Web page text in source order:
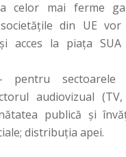
a celor mai ferme
din UE vor
acces la piața
pentru sectoarele
audiovizual
publică și
distribuția apei.